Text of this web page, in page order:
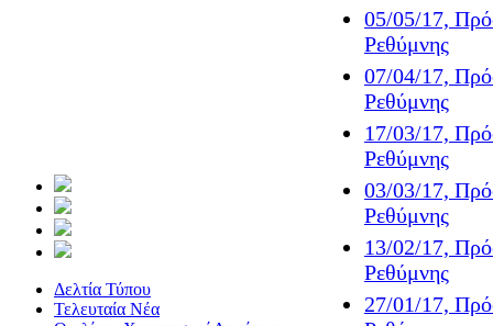
Δελτία Τύπου
Τελευταία Νέα
05/05/17,
Ρεθύμνης
07/04/17,
Ρεθύμνης
17/03/17,
Ρεθύμνης
03/03/17,
Ρεθύμνης
13/02/17,
Ρεθύμνης
27/01/17,